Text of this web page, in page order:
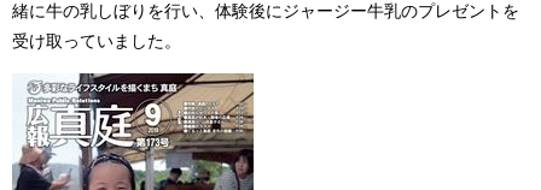
緒に牛の乳しぼりを行い、体験後にジャージー牛乳のプレゼントを
受け取っていました。